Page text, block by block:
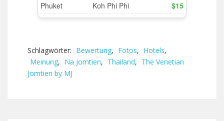
Schlagwörter: Bewertung, Fotos, Hotels,
Meinung, Na Jomtien, Thailand, The Venetian
Jomtien by MJ